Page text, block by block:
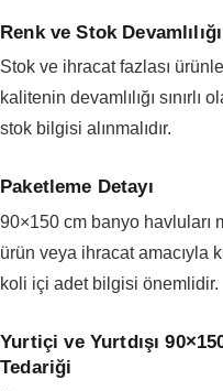
Renk ve Stok Devamlılığı
Stok ve ihracat fazlası
kalitenin devamlılığı sınırlı
stok bilgisi alınmalıdır.
Paketleme Detayı
90×150 cm banyo havluları
ürün veya ihracat amacıyla
koli içi adet bilgisi önemlidir.
Yurtiçi ve Yurtdışı
Tedariği